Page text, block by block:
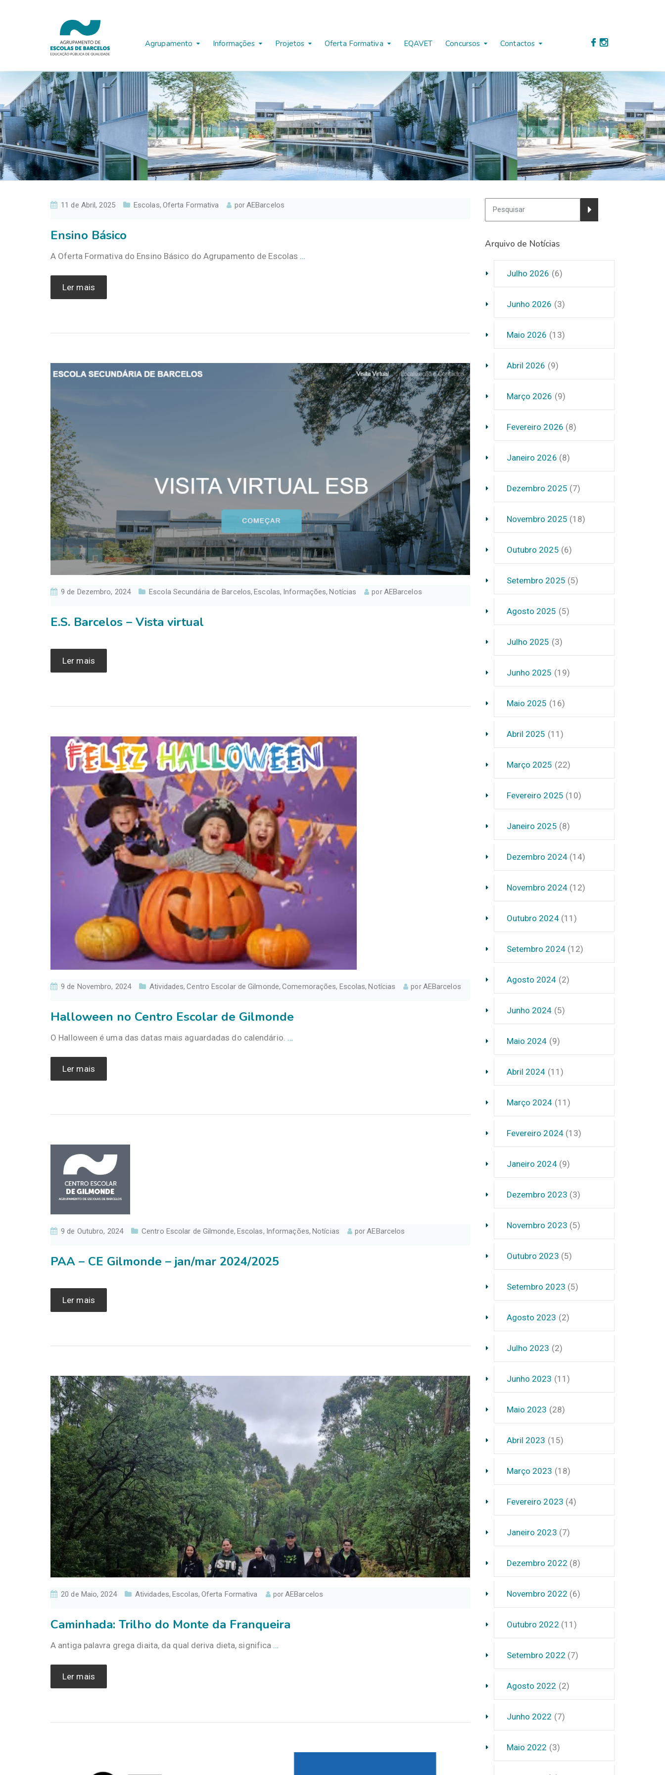
Agrupamento Informações Projetos Oferta Formativa EQAVET Concursos Contactos
11 de Abril, 2025 Escolas, Oferta Formativa porAEBarcelos
Ensino Básico
A Oferta Formativa do Ensino Básico do Agrupamento de Escolas …
Ler mais
9 de Dezembro, 2024 Escola Secundária de Barcelos, Escolas, Informações, Notícias porAEBarcelos
E.S. Barcelos – Vista virtual
Ler mais
9 de Novembro, 2024 Atividades,Centro Escolar de Gilmonde,Comemorações, Escolas, Notícias porAEBarcelos
Halloween no Centro Escolar de Gilmonde
O Halloween é uma das datas mais aguardadas do calendário. …
Ler mais
9 de Outubro, 2024 Centro Escolar de Gilmonde, Escolas, Informações, Notícias porAEBarcelos
PAA – CE Gilmonde – jan/mar 2024/2025
Ler mais
20 de Maio, 2024 Atividades, Escolas, Oferta Formativa porAEBarcelos
Caminhada: Trilho do Monte da Franqueira
A antiga palavra grega diaita, da qual deriva dieta, significa …
Ler mais
Arquivo de Notícias
Julho 2026 (6)
Junho 2026 (3)
Maio 2026 (13)
Abril 2026 (9)
Março 2026 (9)
Fevereiro 2026 (8)
Janeiro 2026 (8)
Dezembro 2025 (7)
Novembro 2025 (18)
Outubro 2025 (6)
Setembro 2025 (5)
Agosto 2025 (5)
Julho 2025 (3)
Junho 2025 (19)
Maio 2025 (16)
Abril 2025 (11)
Março 2025 (22)
Fevereiro 2025 (10)
Janeiro 2025 (8)
Dezembro 2024(14)
Novembro 2024(12)
Outubro 2024(11)
Setembro 2024(12)
Agosto 2024 (2)
Junho 2024 (5)
Maio 2024 (9)
Abril 2024 (11)
Março 2024 (11)
Fevereiro 2024(13)
Janeiro 2024(9)
Dezembro 2023 (3)
Novembro 2023 (5)
Outubro 2023 (5)
Setembro 2023 (5)
Agosto 2023 (2)
Julho 2023 (2)
Junho 2023 (11)
Maio 2023 (28)
Abril 2023 (15)
Março 2023 (18)
Fevereiro 2023 (4)
Janeiro 2023 (7)
Dezembro 2022 (8)
Novembro 2022 (6)
Outubro 2022 (11)
Setembro 2022 (7)
Agosto 2022 (2)
Junho 2022 (7)
Maio 2022 (3)